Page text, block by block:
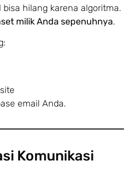
bisa hilang karena algoritma.
milik Anda sepenuhnya.
email Anda.
Komunikasi